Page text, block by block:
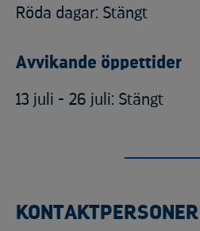
Röda dagar: Stängt
Avvikande öppettider
13 juli - 26 juli: Stängt
KONTAKTPERSONER